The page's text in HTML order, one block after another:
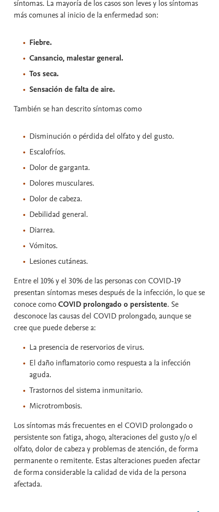
síntomas. La mayoría de los casos son leves y los síntomas
más comunes al inicio de la enfermedad son:
Fiebre.
Cansancio, malestar general.
Tos seca.
Sensación de falta de aire.
También se han descrito síntomas como
Disminución o pérdida del olfato y del gusto.
Escalofríos.
Dolor de garganta.
Dolores musculares.
Dolor de cabeza.
Debilidad general.
Diarrea.
Vómitos.
Lesiones cutáneas.
Entre el 10% y el 30% de las personas con COVID-19
presentan síntomas meses después de la infección, lo que se
conoce comoCOVID prolongado o persistente. Se
desconoce las causas del COVID prolongado, aunque se
cree que puede deberse a:
La presencia de reservorios de virus.
El daño inflamatorio como respuesta a la infección
aguda.
Trastornos del sistema inmunitario.
Microtrombosis.
Los síntomas más frecuentes en el COVID prolongado o
persistente son fatiga, ahogo, alteraciones del gusto y/o el
olfato, dolor de cabeza y problemas de atención, de forma
permanente o remitente. Estas alteraciones pueden afectar
de forma considerable la calidad de vida de la persona
afectada.